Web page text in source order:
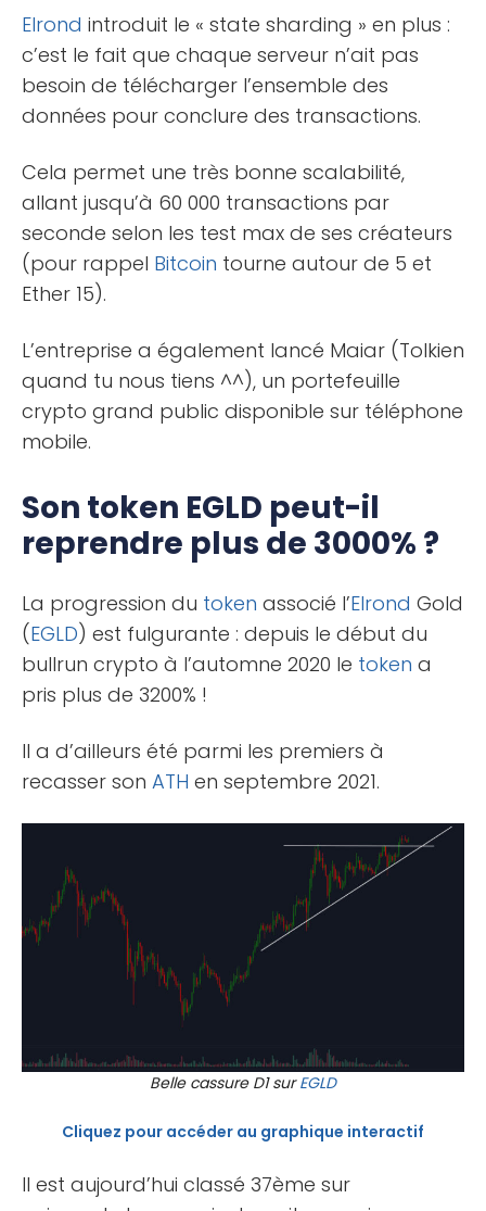
Elrond introduit le « state sharding » en plus :
c’est le fait que chaque serveur n’ait pas
besoin de télécharger l’ensemble des
données pour conclure des transactions.
Cela permet une très bonne scalabilité,
allant jusqu’à 60 000 transactions par
seconde selon les test max de ses créateurs
(pour rappel Bitcoin tourne autour de 5 et
Ether 15).
L’entreprise a également lancé Maiar (Tolkien
quand tu nous tiens ^^), un portefeuille
crypto grand public disponible sur téléphone
mobile.
Son token EGLD peut-il
reprendre plus de 3000% ?
La progression du token associé l’Elrond Gold
(EGLD) est fulgurante : depuis le début du
bullrun crypto à l’automne 2020 le token a
pris plus de 3200% !
Il a d’ailleurs été parmi les premiers à
recasser son ATH en septembre 2021.
Belle cassure D1 surEGLD
Cliquez pour accéder au graphique interactif
Il est aujourd’hui classé 37ème sur